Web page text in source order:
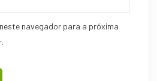
navegador para a próxima